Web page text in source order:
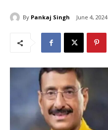
By Pankaj Singh June 4, 2024